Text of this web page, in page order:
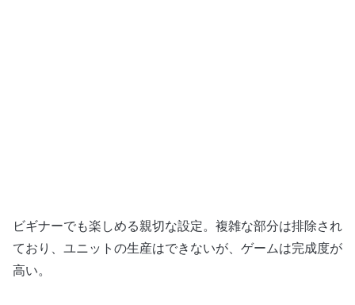
ビギナーでも楽しめる親切な設定。複雑な部分は排除され
ており、ユニットの生産はできないが、ゲームは完成度が
高い。